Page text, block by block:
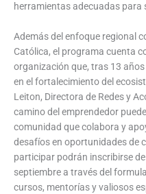
herramientas adecuadas para
Además del enfoque regional
Católica, el programa cuenta
organización que, tras 13
en el fortalecimiento del
Leiton, Directora de Redes y
camino del emprendedor
comunidad que colabora y
desafíos en oportunidades de
participar podrán inscribirse
septiembre a través del
cursos, mentorías y valiosos